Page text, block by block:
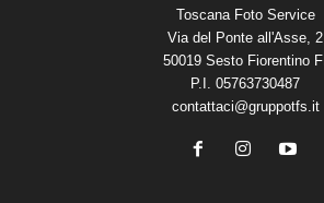
Toscana Foto Service
Via del Ponte all'Asse, 2
50019 Sesto Fiorentino FI
P.I. 05763730487
contattaci@gruppotfs.it